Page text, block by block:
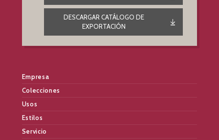
DESCARGAR CATÁLOGO DE
EXPORTACIÓN
Empresa
Colecciones
Usos
Estilos
Servicio